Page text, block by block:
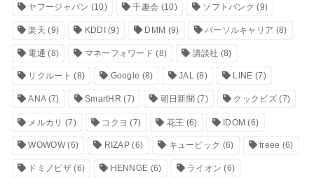
ヤフージャパン (10) 千趣会 (10) ソフトバンク (9)
楽天 (9) KDDI (9) DMM (9) パーソルキャリア (8)
電通 (8) マネーフォワード (8) 講談社 (8)
リクルート (8) Google (8) JAL(8) LINE (7)
ANA(7) SmartHR (7) 朝日新聞 (7) クックビズ(7)
メルカリ (7) コクヨ (7) 花王 (6) IDOM (6)
WOWOW(6) RIZAP (6) キュービック (6) freee (6)
ドミノピザ(6) HENNGE (6) ライオン (6)